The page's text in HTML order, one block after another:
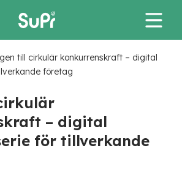
till cirkulär konkurrenskraft – digital
företag
– digital
för tillverkande